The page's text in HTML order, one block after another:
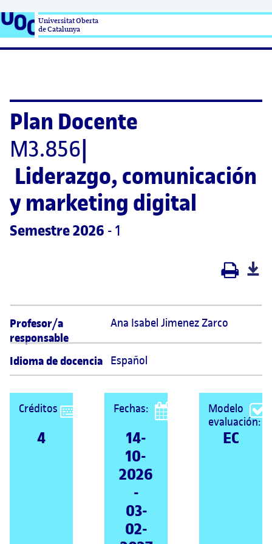
Universitat Oberta
de Catalunya
Plan Docente
M3.856
Liderazgo, comunicación
y marketing digital
Semestre 2026 - 1
Profesor/a
responsable
Ana Isabel Jimenez Zarco
Idioma de docencia Español
Créditos
4
Fechas:
14-
10-
2026
-
03-
02-
Modelo
evaluación:
EC